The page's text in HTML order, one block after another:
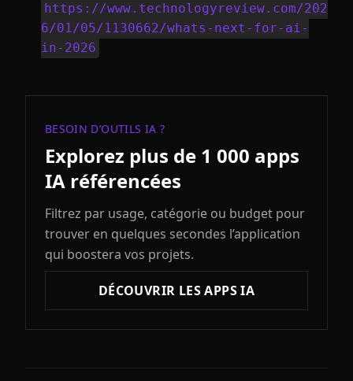
https://www.technologyreview.com/202
6/01/05/1130662/whats-next-for-ai-
in-2026
BESOIN D’OUTILS IA ?
Explorez plus de 1 000 apps
IA référencées
Filtrez par usage, catégorie ou budget pour
trouver en quelques secondes l’application
qui boostera vos projets.
DÉCOUVRIR LES APPS IA